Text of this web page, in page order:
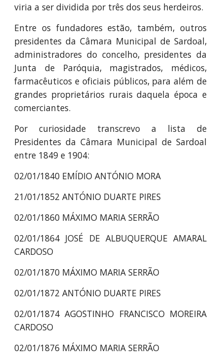
viria a ser dividida por três dos seus herdeiros.
Entre os fundadores estão, também, outros
presidentes da Câmara Municipal de Sardoal,
administradores do concelho, presidentes da
Junta de Paróquia, magistrados, médicos,
farmacêuticos e oficiais públicos, para além de
grandes proprietários rurais daquela época e
comerciantes.
Por curiosidade transcrevo a lista de
Presidentes da Câmara Municipal de Sardoal
entre 1849 e 1904:
02/01/1840 EMÍDIO ANTÓNIO MORA
21/01/1852 ANTÓNIO DUARTE PIRES
02/01/1860 MÁXIMO MARIA SERRÃO
02/01/1864 JOSÉ DE ALBUQUERQUE AMARAL
CARDOSO
02/01/1870 MÁXIMO MARIA SERRÃO
02/01/1872 ANTÓNIO DUARTE PIRES
02/01/1874 AGOSTINHO FRANCISCO MOREIRA
CARDOSO
02/01/1876 MÁXIMO MARIA SERRÃO